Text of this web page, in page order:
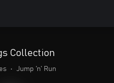
Collection
• Jump ’n’ Run